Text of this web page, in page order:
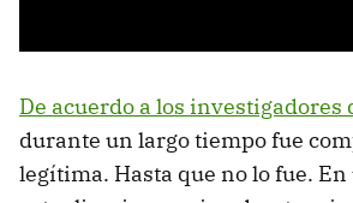
De acuerdo a los investigadores
durante un largo tiempo fue
legítima. Hasta que no lo fue. En